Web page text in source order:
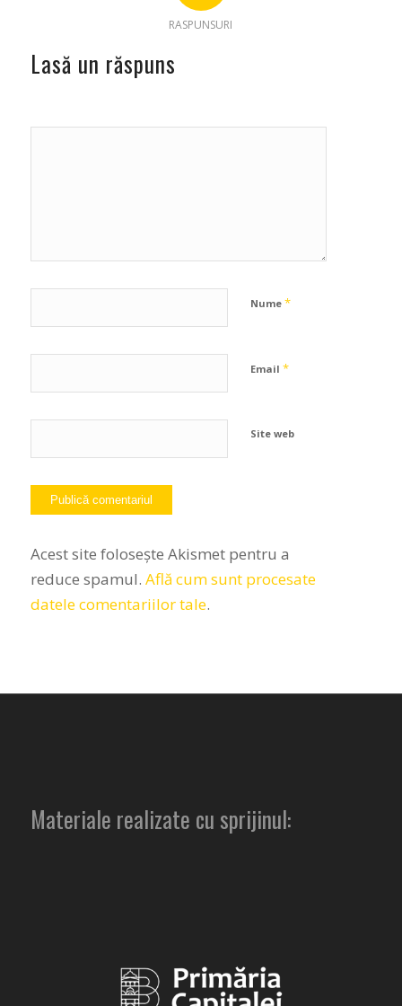
RASPUNSURI
Lasă un răspuns
Nume *
Email *
Site web
Acest site folosește Akismet pentru a
reduce spamul. Află cum sunt procesate
datele comentariilor tale.
Materiale realizate cu sprijinul: